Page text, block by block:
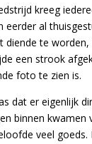
kreeg
eerder al
diende te
een strook
foto te zien is.
dat er eigenlijk
binnen kwamen
veel